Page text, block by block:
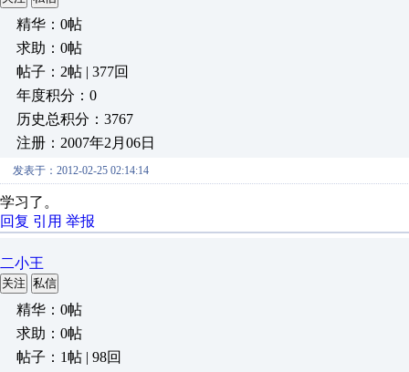
精华：0帖
求助：0帖
帖子：2帖 | 377回
年度积分：0
历史总积分：3767
注册：2007年2月06日
发表于：2012-02-25 02:14:14
学习了。
回复 引用 举报
二小王
关注 私信
精华：0帖
求助：0帖
帖子：1帖 | 98回